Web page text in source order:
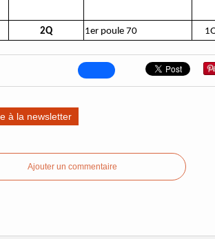
2Q 1er poule 70
à la newsletter
Ajouter un commentaire